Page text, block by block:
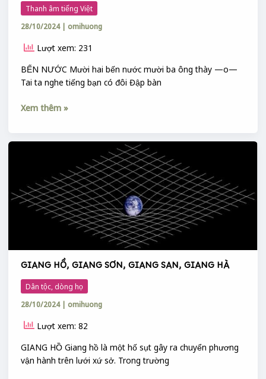
Thanh âm tiếng Việt
28/10/2024 | omihuong
Lượt xem: 231
BẾN NƯỚC Mười hai bến nước mười ba ông thày —o—
Tai ta nghe tiếng bạn có đôi Đập bàn
Xem thêm »
GIANG HỒ, GIANG SƠN, GIANG SAN, GIANG HÀ
Dân tộc, dòng họ
28/10/2024 | omihuong
Lượt xem: 82
GIANG HỒ Giang hồ là một hố sụt gây ra chuyển phương
vận hành trên lưới xứ sở. Trong trường
SƠN,
GIANG
SAN,